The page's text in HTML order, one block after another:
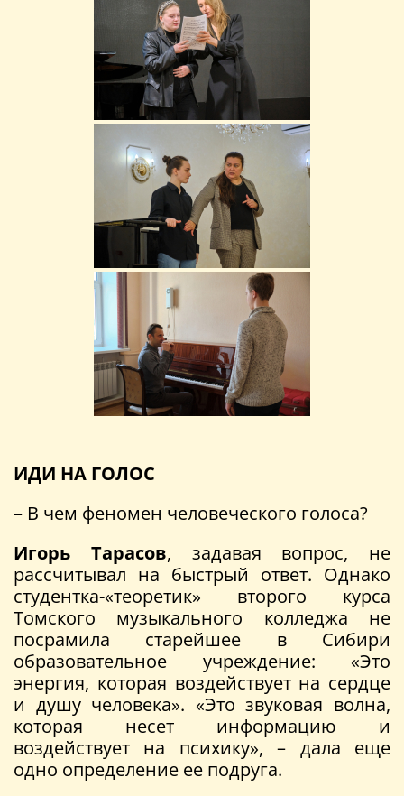
ИДИ НА ГОЛОС
– В чем феномен человеческого голоса?
Игорь Тарасов, задавая вопрос, не
рассчитывал на быстрый ответ. Однако
студентка-«теоретик» второго курса
Томского музыкального колледжа не
посрамила старейшее в Сибири
образовательное учреждение: «Это
энергия, которая воздействует на сердце
и душу человека». «Это звуковая волна,
которая несет информацию и
воздействует на психику», – дала еще
одно определение ее подруга.